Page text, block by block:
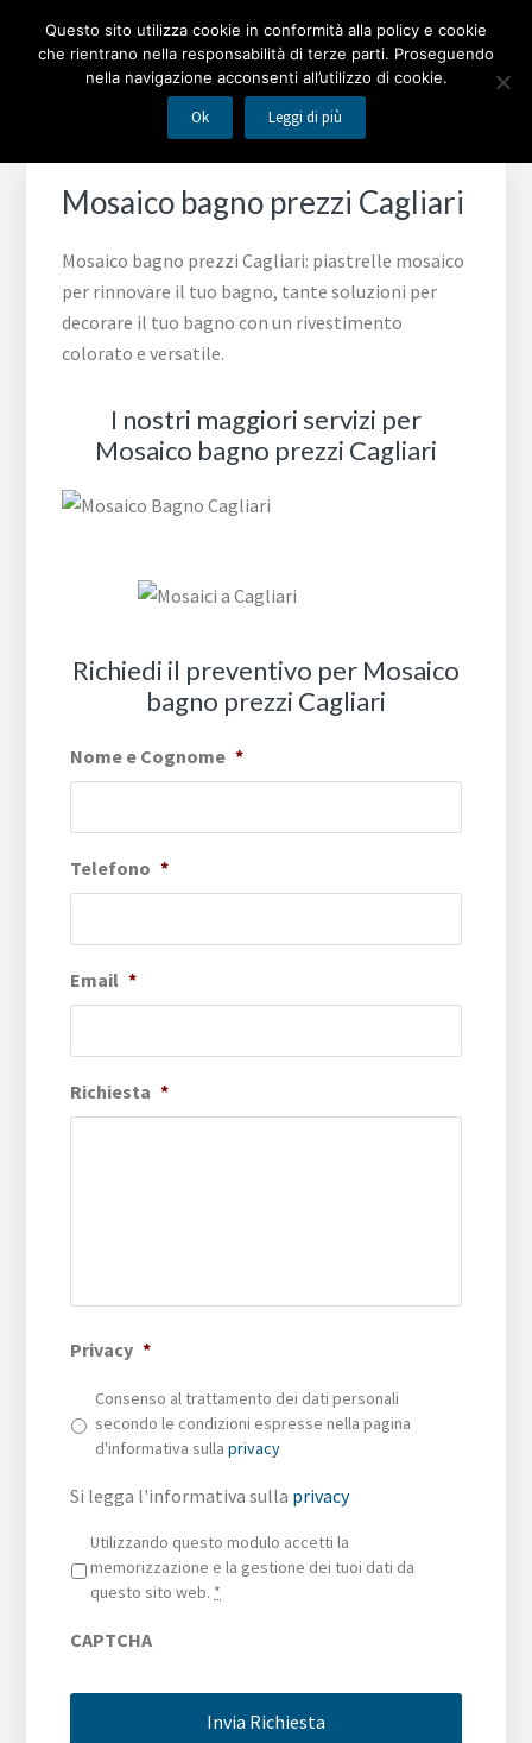
navigazione
MOSAICO BAGNO
Piastrelle mosaico per rinnovare il tuo bagno
Mosaico bagno prezzi Cagliari
Mosaico bagno prezzi Cagliari: piastrelle mosaico
per rinnovare il tuo bagno, tante soluzioni per
decorare il tuo bagno con un rivestimento
colorato e versatile.
I nostri maggiori servizi per
Mosaico bagno prezzi Cagliari
Richiedi il preventivo per Mosaico
bagno prezzi Cagliari
Nome e Cognome *
Telefono *
Email *
Richiesta *
Privacy *
Consenso al trattamento dei dati personali
secondo le condizioni espresse nella pagina
d'informativa sullaprivacy
Si legga l'informativa sulla privacy
Privacy *
Utilizzando questo modulo accetti la
memorizzazione e la gestione dei tuoi dati da
questo sito web. *
CAPTCHA
Questo sito utilizza cookie in conformità alla policy e cookie
che rientrano nella responsabilità di terze parti. Proseguendo
nella navigazione acconsenti all’utilizzo di cookie.
Ok Leggi di più